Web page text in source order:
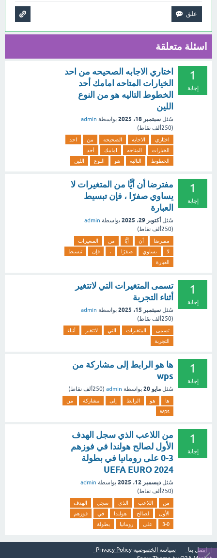
اسئلة متعلقة
1
إجابة
اختاري الاجابه الصحيحه من احد
الخيارات المتاحه امامك أحد
الخطوط التاليه هو من النوع
اللين
سُئل سبتمبر 18، 2025 بواسطة admin
(250ألف نقاط)
اختاري الاجابه الصحيحه من
احد
الخيارات
المتاحه امامك
أحد
الخطوط
التاليه هو النوع اللين
1
إجابة
مفترضا أن أيًّا من المتغيرات لا
يساوي صفرًا ، فإن تبسيط
العبارة
سُئل أكتوبر 29، 2025 بواسطة admin
(250ألف نقاط)
مفترضا أن أيًّا من
المتغيرات
لا
يساوي صفرًا ، فإن
تبسيط
العبارة
1
إجابة
تسمى المتغيرات التي لاتتغير
أثناء التجربة
سُئل سبتمبر 15، 2025 بواسطة admin
(250ألف نقاط)
تسمى المتغيرات التي لاتتغير
أثناء
التجربة
1
إجابة
ها هو الرابط إلى مشاركة من
wps
سُئل مايو 20 بواسطة admin
(250ألف نقاط)
ها هو الرابط إلى مشاركة
من
wps
1
إجابة
من اللاعب الذي سجل الهدف
الأول لصالح هولندا في فوزهم
3-0 على رومانيا في بطولة
UEFA EURO 2024
سُئل ديسمبر 12، 2025 بواسطة admin
(250ألف نقاط)
من اللاعب الذي سجل
الهدف
الأول
لصالح هولندا في
فوزهم
3-0
على رومانيا بطولة
اتصل بنا
سياسة الخصوصية Privacy Policy